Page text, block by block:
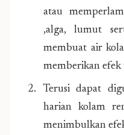
atau
,alga, lumut
membuat air
memberikan efek
Terusi dapat
harian kolam
menimbulkan